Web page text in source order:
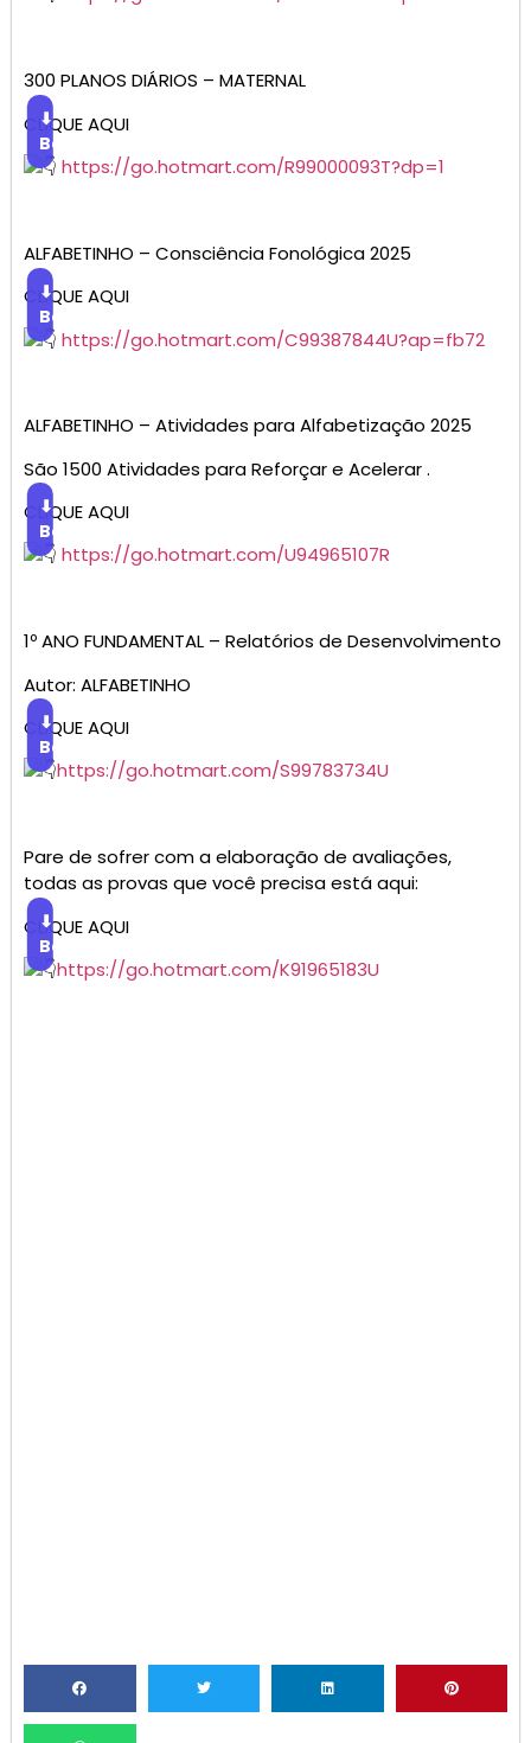
300 PLANOS DIÁRIOS – MATERNAL
CLIQUE AQUI
⬇
Baixar
https://go.hotmart.com/R99000093T?dp=1
ALFABETINHO – Consciência Fonológica 2025
CLIQUE AQUI
⬇
Baixar
https://go.hotmart.com/C99387844U?ap=fb72
ALFABETINHO – Atividades para Alfabetização 2025
São 1500 Atividades para Reforçar e Acelerar .
CLIQUE AQUI
⬇
Baixar
https://go.hotmart.com/U94965107R
1º ANO FUNDAMENTAL – Relatórios de Desenvolvimento
Autor: ALFABETINHO
CLIQUE AQUI
⬇
Baixar
https://go.hotmart.com/S99783734U
Pare de sofrer com a elaboração de avaliações,
todas as provas que você precisa está aqui:
CLIQUE AQUI
⬇
Baixar
https://go.hotmart.com/K91965183U